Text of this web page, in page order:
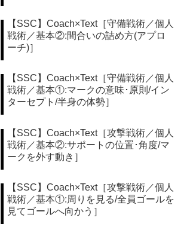
【SSC】Coach×Text［守備戦術／個人
戦術／基本②:間合いの詰め方(アプロ
ーチ)］
【SSC】Coach×Text［守備戦術／個人
戦術／基本①:マークの意味･原則/イン
ターセプト/半身の体勢］
【SSC】Coach×Text［攻撃戦術／個人
戦術／基本②:サポートの位置･角度/マ
ークを外す動き］
【SSC】Coach×Text［攻撃戦術／個人
戦術／基本①:周りを見る/全員ゴールを
見てゴールへ向かう］